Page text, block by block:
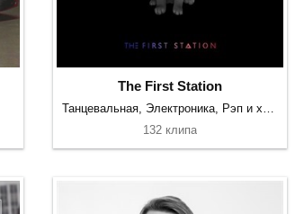
The First Station
132 клипа